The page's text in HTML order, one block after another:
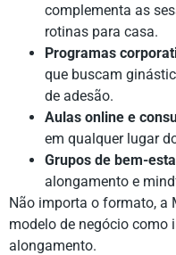
complementa as
rotinas para casa.
Programas
que buscam
de adesão.
Aulas online e
em qualquer lugar
Grupos de bem-
alongamento e
Não importa o formato, a
modelo de negócio como
alongamento.